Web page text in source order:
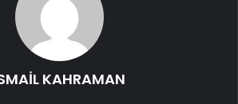
KAHRAMAN